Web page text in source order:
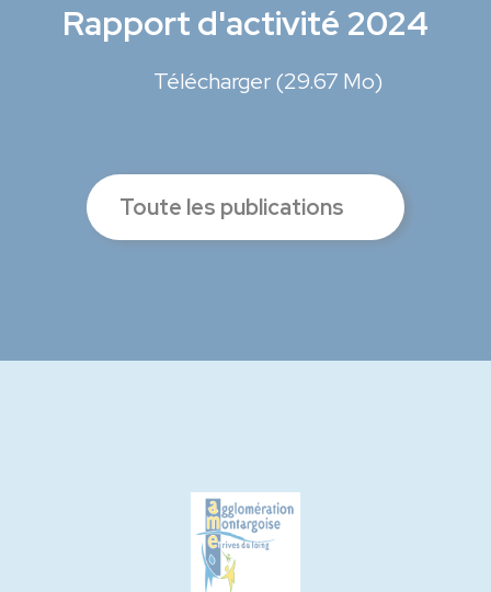
Rapport d'activité 2024
Télécharger (29.67 Mo)
Toute les publications